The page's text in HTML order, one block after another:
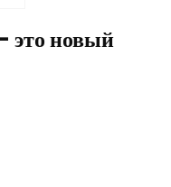
это новый